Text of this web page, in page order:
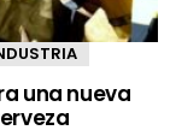
una nueva